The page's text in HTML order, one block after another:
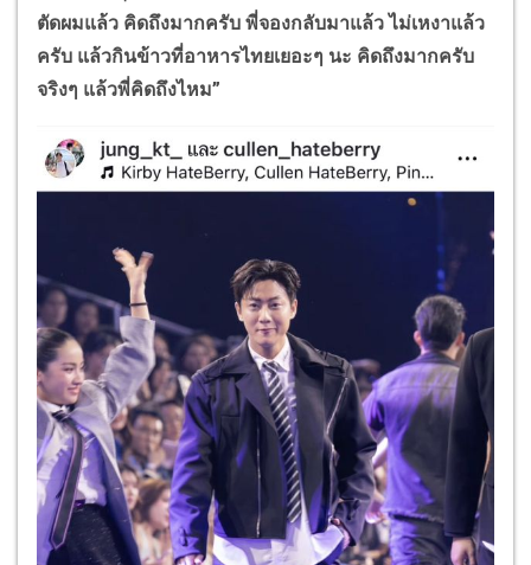
ตัดผมแล้ว คิดถึงมากครับ พี่จองกลับมาแล้ว ไม่เหงาแล้ว
ครับ แล้วกินข้าวที่อาหารไทยเยอะๆ นะ คิดถึงมากครับ
จริงๆ แล้วพี่คิดถึงไหม”